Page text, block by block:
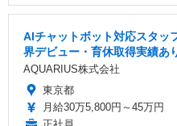
AIチャットボット対応スタッ
界デビュー・育休取得実績あ
AQUARIUS株式会社
東京都
月給30万5,800円～45万円